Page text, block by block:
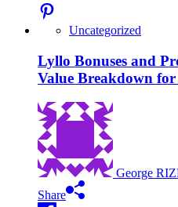
Uncategorized
Lyllo Bonuses and
Value Breakdown
George
Share